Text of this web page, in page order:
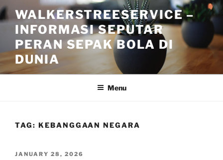
Skip
to
content
WALKERSTREESERVICE –
INFORMASI SEPUTAR
PERAN SEPAK BOLA DI
DUNIA
Menu
TAG: KEBANGGAAN NEGARA
POSTED
JANUARY 28, 2026